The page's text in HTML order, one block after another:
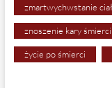
zmartwychwstanie ciał
znoszenie kary śmierci
życie po śmierci